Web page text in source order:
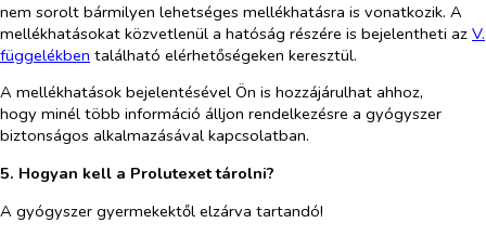
nem sorolt bármilyen lehetséges mellékhatásra is vonatkozik. A
mellékhatásokat közvetlenül a hatóság részére is bejelentheti az V.
függelékben található elérhetőségeken keresztül.
A mellékhatások bejelentésével Ön is hozzájárulhat ahhoz,
hogy minél több információ álljon rendelkezésre a gyógyszer
biztonságos alkalmazásával kapcsolatban.
5. Hogyan kell a Prolutexet tárolni?
A gyógyszer gyermekektől elzárva tartandó!